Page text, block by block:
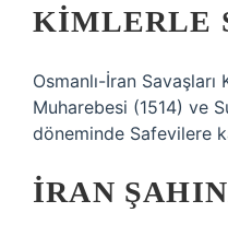
KIMLERLE
Osmanlı-İran
Muharebesi (1514) ve
döneminde Safevilere
İRAN